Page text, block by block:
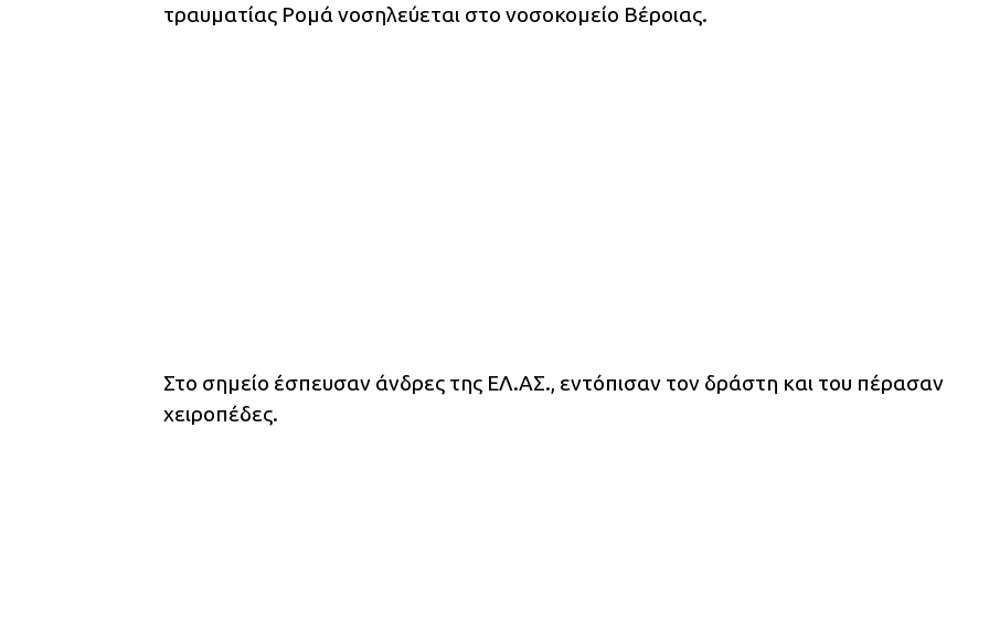
τραυματίας Ρομά νοσηλεύεται στο νοσοκομείο Βέροιας.
Στο σημείο έσπευσαν άνδρες της ΕΛ.ΑΣ., εντόπισαν τον δράστη και του πέρασαν
χειροπέδες.